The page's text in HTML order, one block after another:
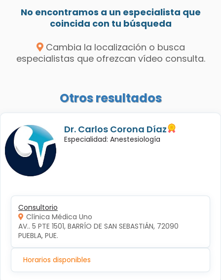
No encontramos a un especialista que
coincida con tu búsqueda
Cambia la localización o busca
especialistas que ofrezcan vídeo consulta.
Otros resultados
Dr. Carlos Corona Díaz
Especialidad: Anestesiología
Consultorio
Clínica Médica Uno
AV.. 5 PTE 1501, BARRÍO DE SAN SEBASTIÁN, 72090
PUEBLA, PUE.
Horarios disponibles